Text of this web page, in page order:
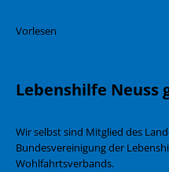
Vorlesen
Lebenshilfe Neuss
Wir selbst sind Mitglied des
Bundesvereinigung der
Wohlfahrtsverbands.